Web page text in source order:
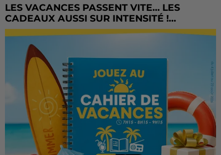
LES VACANCES PASSENT VITE... LES
CADEAUX AUSSI SUR INTENSITÉ !...